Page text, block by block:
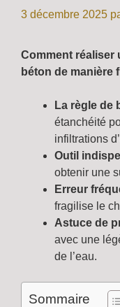
3 décembre 2025
Comment réaliser
béton de manière
La règle de
étanchéité
infiltrations
Outil
obtenir une
Erreur
fragilise le
Astuce de
avec une
de l’eau.
Sommaire